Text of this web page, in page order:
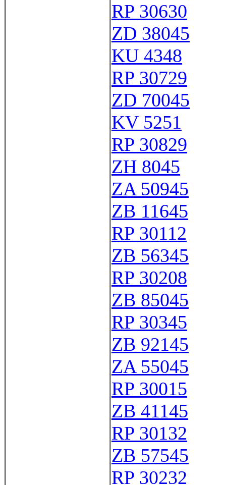
RP 30630
ZD 38045
KU 4348
RP 30729
ZD 70045
KV 5251
RP 30829
ZH 8045
ZA 50945
ZB 11645
RP 30112
ZB 56345
RP 30208
ZB 85045
RP 30345
ZB 92145
ZA 55045
RP 30015
ZB 41145
RP 30132
ZB 57545
RP 30232